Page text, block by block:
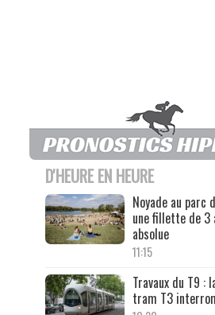
D'HEURE EN HEURE
Noyade au parc
une fillette de 3
absolue
11:15
Travaux du T9 :
tram T3